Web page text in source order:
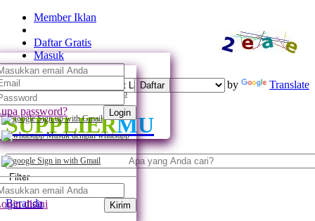
Member Iklan
Daftar Gratis
Daftar
Daftar dengan whatsapp
Sign up with Gmail
Masuk
password? Login
Masuk dengan whatsapp
Sign in with Gmail
disini Kirim
Powered by Translate
SUPPLIERMU
Filter
Beranda